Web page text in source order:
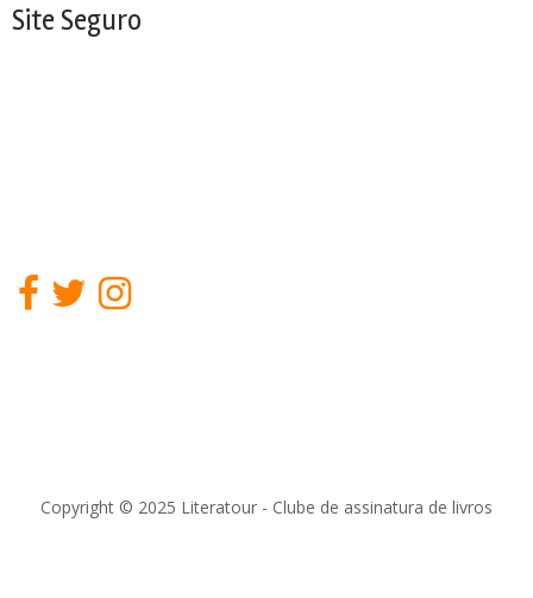
Site Seguro
Copyright © 2025 Literatour - Clube de assinatura de livros